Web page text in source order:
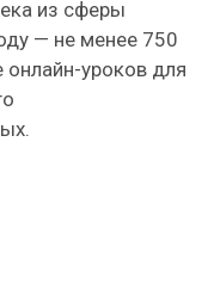
из сферы
— не менее 750
онлайн-уроков для